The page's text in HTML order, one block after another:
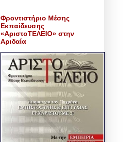
Φροντιστήριο Μέσης
Εκπαίδευσης
«ΑριστοΤΕΛΕΙΟ» στην
Αριδαία